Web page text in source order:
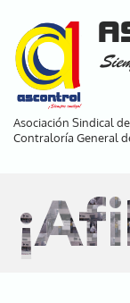
contenido
principal
Asociación Sindical
Contraloría General